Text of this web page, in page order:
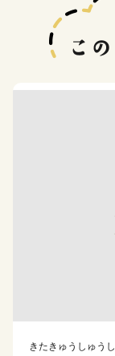
きたきゅうしゅうし